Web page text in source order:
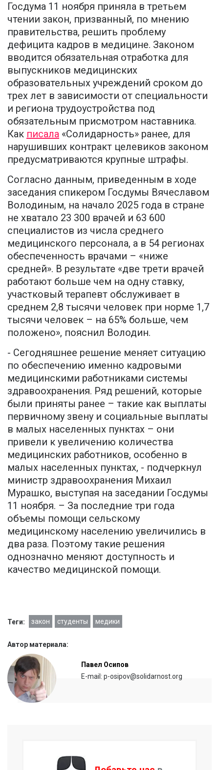
Госдума 11 ноября приняла в третьем
чтении закон, призванный, по мнению
правительства, решить проблему
дефицита кадров в медицине. Законом
вводится обязательная отработка для
выпускников медицинских
образовательных учреждений сроком до
трех лет в зависимости от специальности
и региона трудоустройства под
обязательным присмотром наставника.
Как писала «Солидарность» ранее, для
нарушивших контракт целевиков законом
предусматриваются крупные штрафы.
Согласно данным, приведенным в ходе
заседания спикером Госдумы Вячеславом
Володиным, на начало 2025 года в стране
не хватало 23 300 врачей и 63 600
специалистов из числа среднего
медицинского персонала, а в 54 регионах
обеспеченность врачами – «ниже
средней». В результате «две трети врачей
работают больше чем на одну ставку,
участковый терапевт обслуживает в
среднем 2,8 тысячи человек при норме 1,7
тысячи человек – на 65% больше, чем
положено», пояснил Володин.
- Сегодняшнее решение меняет ситуацию
по обеспечению именно кадровыми
медицинскими работниками системы
здравоохранения. Ряд решений, которые
были приняты ранее – такие как выплаты
первичному звену и социальные выплаты
в малых населенных пунктах – они
привели к увеличению количества
медицинских работников, особенно в
малых населенных пунктах, - подчеркнул
министр здравоохранения Михаил
Мурашко, выступая на заседании Госдумы
11 ноября. – За последние три года
объемы помощи сельскому
медицинскому населению увеличились в
два раза. Поэтому такие решения
однозначно меняют доступность и
качество медицинской помощи.
Теги: закон студенты медики
Автор материала:
Павел Осипов
E-mail: p-osipov@solidarnost.org